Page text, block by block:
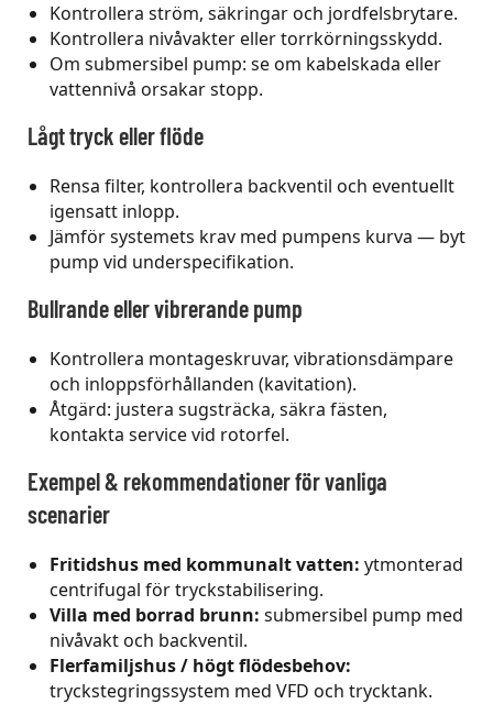
Kontrollera ström, säkringar och jordfelsbrytare.
Kontrollera nivåvakter eller torrkörningsskydd.
Om submersibel pump: se om kabelskada eller
vattennivå orsakar stopp.
Lågt tryck eller flöde
Rensa filter, kontrollera backventil och eventuellt
igensatt inlopp.
Jämför systemets krav med pumpens kurva — byt
pump vid underspecifikation.
Bullrande eller vibrerande pump
Kontrollera montageskruvar, vibrationsdämpare
och inloppsförhållanden (kavitation).
Åtgärd: justera sugsträcka, säkra fästen,
kontakta service vid rotorfel.
Exempel & rekommendationer för vanliga
scenarier
Fritidshus med kommunalt vatten: ytmonterad
centrifugal för tryckstabilisering.
Villa med borrad brunn: submersibel pump med
nivåvakt och backventil.
Flerfamiljshus / högt flödesbehov:
tryckstegringssystem med VFD och trycktank.